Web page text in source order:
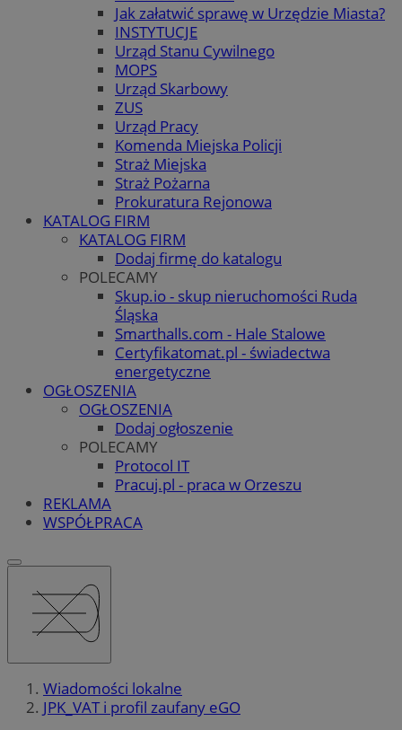
Jak załatwić sprawę w Urzędzie Miasta?
INSTYTUCJE
Urząd Stanu Cywilnego
MOPS
Urząd Skarbowy
ZUS
Urząd Pracy
Komenda Miejska Policji
Straż Miejska
Straż Pożarna
Prokuratura Rejonowa
KATALOG FIRM
KATALOG FIRM
Dodaj firmę do katalogu
POLECAMY
Skup.io - skup nieruchomości Ruda
Śląska
Smarthalls.com - Hale Stalowe
Certyfikatomat.pl - świadectwa
energetyczne
OGŁOSZENIA
OGŁOSZENIA
Dodaj ogłoszenie
POLECAMY
Protocol IT
Pracuj.pl - praca w Orzeszu
REKLAMA
WSPÓŁPRACA
Wiadomości lokalne
JPK_VAT i profil zaufany eGO